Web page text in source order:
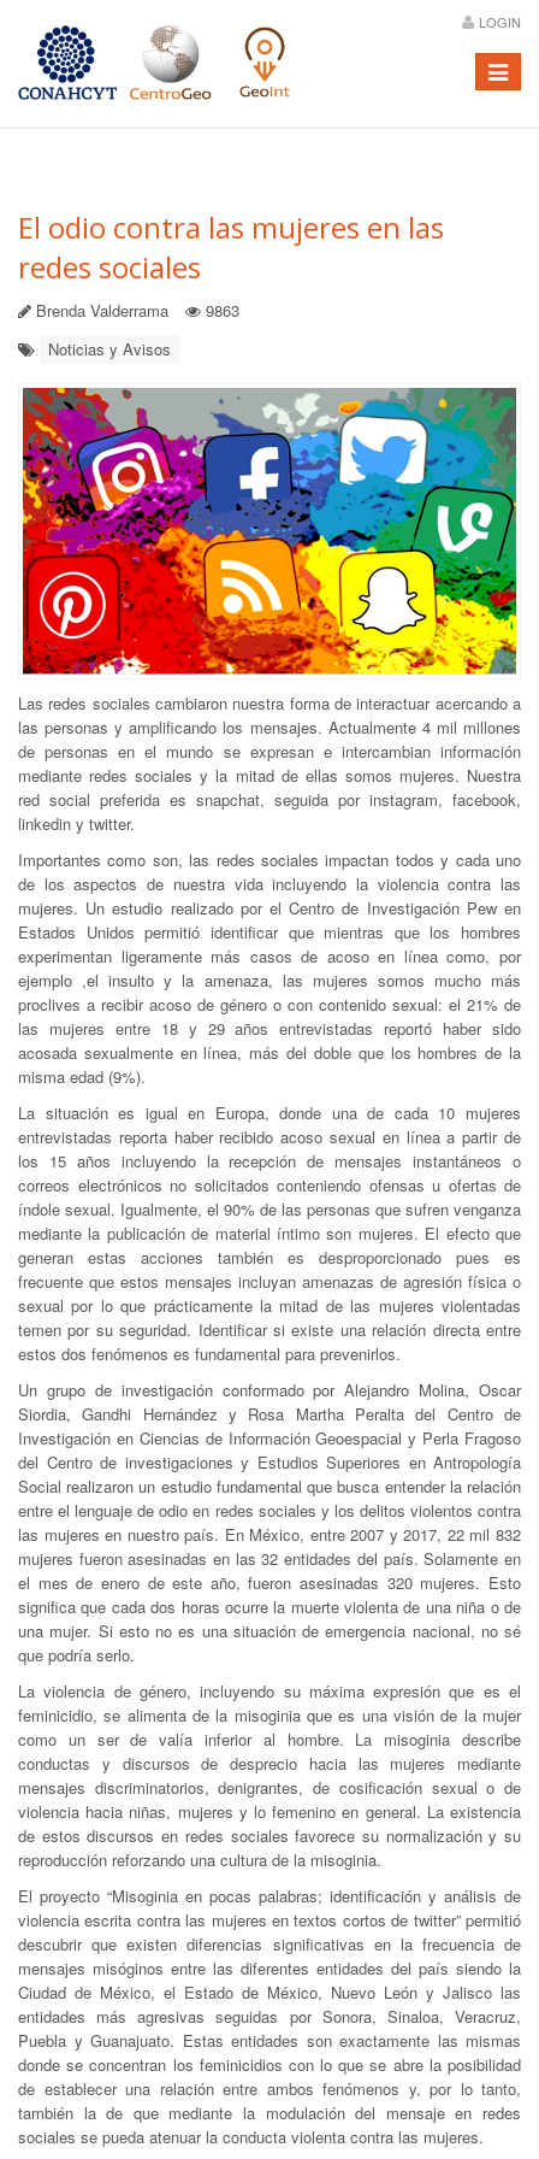
LOGIN
Menú
El odio contra las mujeres en las
redes sociales
Brenda Valderrama
9863
Noticias y Avisos
Las redes sociales cambiaron nuestra forma de interactuar acercando a
las personas y amplificando los mensajes. Actualmente 4 mil millones
de personas en el mundo se expresan e intercambian información
mediante redes sociales y la mitad de ellas somos mujeres. Nuestra
red social preferida es snapchat, seguida por instagram, facebook,
linkedin y twitter.
Importantes como son, las redes sociales impactan todos y cada uno
de los aspectos de nuestra vida incluyendo la violencia contra las
mujeres. Un estudio realizado por el Centro de Investigación Pew en
Estados Unidos permitió identificar que mientras que los hombres
experimentan ligeramente más casos de acoso en línea como, por
ejemplo ,el insulto y la amenaza, las mujeres somos mucho más
proclives a recibir acoso de género o con contenido sexual: el 21% de
las mujeres entre 18 y 29 años entrevistadas reportó haber sido
acosada sexualmente en línea, más del doble que los hombres de la
misma edad (9%).
La situación es igual en Europa, donde una de cada 10 mujeres
entrevistadas reporta haber recibido acoso sexual en línea a partir de
los 15 años incluyendo la recepción de mensajes instantáneos o
correos electrónicos no solicitados conteniendo ofensas u ofertas de
índole sexual. Igualmente, el 90% de las personas que sufren venganza
mediante la publicación de material íntimo son mujeres. El efecto que
generan estas acciones también es desproporcionado pues es
frecuente que estos mensajes incluyan amenazas de agresión física o
sexual por lo que prácticamente la mitad de las mujeres violentadas
temen por su seguridad. Identificar si existe una relación directa entre
estos dos fenómenos es fundamental para prevenirlos.
Un grupo de investigación conformado por Alejandro Molina, Oscar
Siordia, Gandhi Hernández y Rosa Martha Peralta del Centro de
Investigación en Ciencias de Información Geoespacial y Perla Fragoso
del Centro de investigaciones y Estudios Superiores en Antropología
Social realizaron un estudio fundamental que busca entender la relación
entre el lenguaje de odio en redes sociales y los delitos violentos contra
las mujeres en nuestro país. En México, entre 2007 y 2017, 22 mil 832
mujeres fueron asesinadas en las 32 entidades del país. Solamente en
el mes de enero de este año, fueron asesinadas 320 mujeres. Esto
significa que cada dos horas ocurre la muerte violenta de una niña o de
una mujer. Si esto no es una situación de emergencia nacional, no sé
que podría serlo.
La violencia de género, incluyendo su máxima expresión que es el
feminicidio, se alimenta de la misoginia que es una visión de la mujer
como un ser de valía inferior al hombre. La misoginia describe
conductas y discursos de desprecio hacia las mujeres mediante
mensajes discriminatorios, denigrantes, de cosificación sexual o de
violencia hacia niñas, mujeres y lo femenino en general. La existencia
de estos discursos en redes sociales favorece su normalización y su
reproducción reforzando una cultura de la misoginia.
El proyecto “Misoginia en pocas palabras; identificación y análisis de
violencia escrita contra las mujeres en textos cortos de twitter” permitió
descubrir que existen diferencias significativas en la frecuencia de
mensajes misóginos entre las diferentes entidades del país siendo la
Ciudad de México, el Estado de México, Nuevo León y Jalisco las
entidades más agresivas seguidas por Sonora, Sinaloa, Veracruz,
Puebla y Guanajuato. Estas entidades son exactamente las mismas
donde se concentran los feminicidios con lo que se abre la posibilidad
de establecer una relación entre ambos fenómenos y, por lo tanto,
también la de que mediante la modulación del mensaje en redes
sociales se pueda atenuar la conducta violenta contra las mujeres.